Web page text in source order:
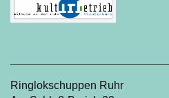
Ringlokschuppen Ruhr